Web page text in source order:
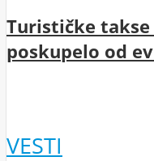
Turističke takse
poskupelo od
VESTI